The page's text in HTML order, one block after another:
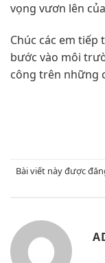
vọng vươn lên
Chúc các em
bước vào môi
công trên những
Bài viết này được